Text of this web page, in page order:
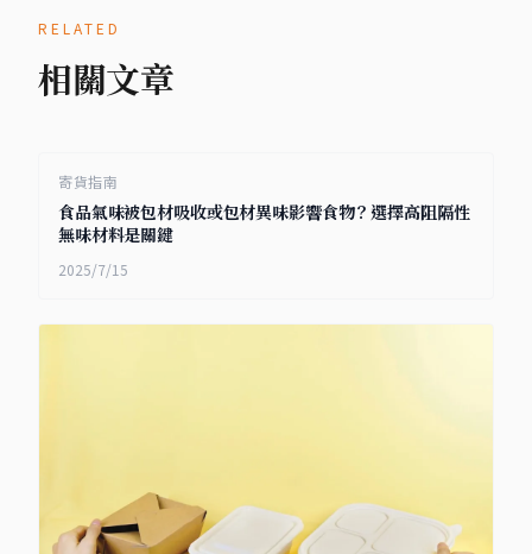
RELATED
相關文章
寄貨指南
食品氣味被包材吸收或包材異味影響食物？選擇高阻隔性
無味材料是關鍵
2025/7/15